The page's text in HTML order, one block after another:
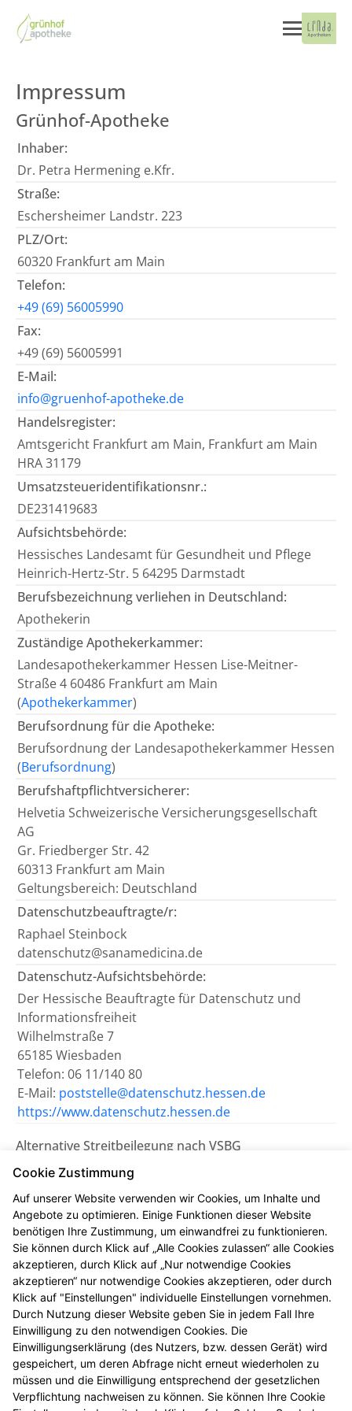
Impressum
Grünhof-Apotheke
Inhaber:
Dr. Petra Hermening e.Kfr.
Straße:
Eschersheimer Landstr. 223
PLZ/Ort:
60320 Frankfurt am Main
Telefon:
+49 (69) 56005990
Fax:
+49 (69) 56005991
E-Mail:
info@gruenhof-apotheke.de
Handelsregister:
Amtsgericht Frankfurt am Main, Frankfurt am Main
HRA 31179
Umsatzsteueridentifikationsnr.:
DE231419683
Aufsichtsbehörde:
Hessisches Landesamt für Gesundheit und Pflege
Heinrich-Hertz-Str. 5 64295 Darmstadt
Berufsbezeichnung verliehen in Deutschland:
Apothekerin
Zuständige Apothekerkammer:
Landesapothekerkammer Hessen Lise-Meitner-
Straße 4 60486 Frankfurt am Main
(Apothekerkammer)
Berufsordnung für die Apotheke:
Berufsordnung der Landesapothekerkammer Hessen
(Berufsordnung)
Berufshaftpflichtversicherer:
Helvetia Schweizerische Versicherungsgesellschaft
AG
Gr. Friedberger Str. 42
60313 Frankfurt am Main
Geltungsbereich: Deutschland
Datenschutzbeauftragte/r:
Raphael Steinbock
datenschutz@sanamedicina.de
Datenschutz-Aufsichtsbehörde:
Der Hessische Beauftragte für Datenschutz und
Informationsfreiheit
Wilhelmstraße 7
65185 Wiesbaden
Telefon: 06 11/140 80
E-Mail: poststelle@datenschutz.hessen.de
https://www.datenschutz.hessen.de
Alternative Streitbeilegung nach VSBG
Wir sind bemüht, eventuelle
Meinungsverschiedenheiten aus unserem Vertrag
einvernehmlich beizulegen. Uns erreichen Sie dazu
auch per E-Mail unterinfo@gruenhof-apotheke.de
Wir nehmen nicht an einem
Streitbeilegungsverfahren vor einer
Verbraucherschlichtungsstelle teil.
Zuständig ist die Universalschlichtungsstelle des
Zentrums für Schlichtung e.V., Straßburger Straße 8,
77694 Kehl am Rhein (https://www.verbraucher-
schlichter.de).
Cookie Zustimmung
Auf unserer Website verwenden wir Cookies, um Inhalte und
Angebote zu optimieren. Einige Funktionen dieser Website
benötigen Ihre Zustimmung, um einwandfrei zu funktionieren.
Sie können durch Klick auf „Alle Cookies zulassen“ alle Cookies
akzeptieren, durch Klick auf „Nur notwendige Cookies
akzeptieren“ nur notwendige Cookies akzeptieren, oder durch
Klick auf "Einstellungen" individuelle Einstellungen vornehmen.
Durch Nutzung dieser Website geben Sie in jedem Fall Ihre
Einwilligung zu den notwendigen Cookies. Die
Einwilligungserklärung (des Nutzers, bzw. dessen Gerät) wird
gespeichert, um deren Abfrage nicht erneut wiederholen zu
müssen und die Einwilligung entsprechend der gesetzlichen
Verpflichtung nachweisen zu können. Sie können Ihre Cookie